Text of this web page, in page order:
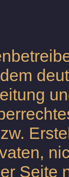
Seite